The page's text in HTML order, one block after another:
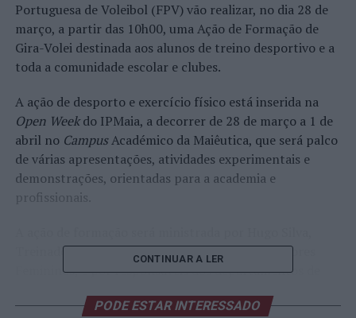
Portuguesa de Voleibol (FPV) vão realizar, no dia 28 de
março, a partir das 10h00, uma Ação de Formação de
Gira-Volei destinada aos alunos de treino desportivo e a
toda a comunidade escolar e clubes.
A ação de desporto e exercício físico está inserida na
Open Weekdo IPMaia, a decorrer de 28 de março a 1 de
abril no CampusAcadémico da Maiêutica, que será palco
de várias apresentações, atividades experimentais e
demonstrações, orientadas para a academia e
profissionais.
Treinador Principal da Seleção Nacional de Seniores
Femininos, e por responsáveis dos departamentos de
e João Órfão, que contarão, na sessão prática, com a
CONTINUAR A LER
PODE ESTAR INTERESSADO